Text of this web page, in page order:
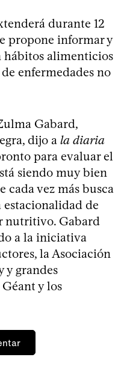
durante 12
propone informar y
hábitos alimenticios
enfermedades no
Gabard,
dijo a la diaria
para evaluar el
siendo muy bien
cada vez más busca
de
nutritivo. Gabard
a la iniciativa
la Asociación
y grandes
y los